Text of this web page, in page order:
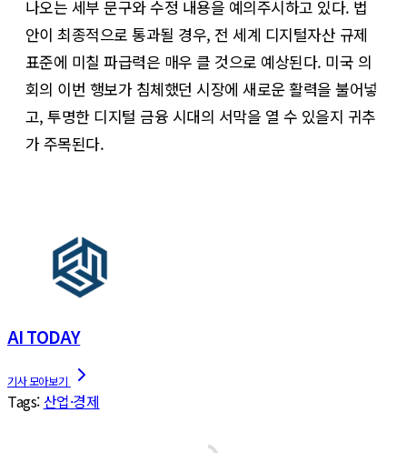
나오는 세부 문구와 수정 내용을 예의주시하고 있다. 법
안이 최종적으로 통과될 경우, 전 세계 디지털자산 규제
표준에 미칠 파급력은 매우 클 것으로 예상된다. 미국 의
회의 이번 행보가 침체했던 시장에 새로운 활력을 불어넣
고, 투명한 디지털 금융 시대의 서막을 열 수 있을지 귀추
가 주목된다.
AI TODAY
Tags: 산업·경제